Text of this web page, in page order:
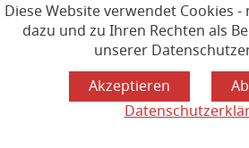
Diese Website verwendet Cookies
dazu und zu Ihren Rechten als
unserer
Links zur Hilfe, Impressum,
Hilfe Impressum
Erklärung zur
Öffnet im Dialogfenster.
Ihre Sitzung läuft aus in